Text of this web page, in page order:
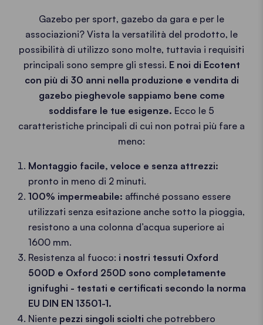
Gazebo per sport, gazebo da gara e per le
associazioni? Vista la versatilità del prodotto, le
possibilità di utilizzo sono molte, tuttavia i requisiti
principali sono sempre gli stessi. E noi di Ecotent
con più di 30 anni nella produzione e vendita di
gazebo pieghevole sappiamo bene come
soddisfare le tue esigenze. Ecco le 5
caratteristiche principali di cui non potrai più fare a
meno:
Montaggio facile, veloce e senza attrezzi:
pronto in meno di 2 minuti.
100% impermeabile: affinché possano essere
utilizzati senza esitazione anche sotto la pioggia,
resistono a una colonna d’acqua superiore ai
1600 mm.
Resistenza al fuoco: i nostri tessuti Oxford
500D e Oxford 250D sono completamente
ignifughi - testati e certificati secondo la norma
EU DIN EN 13501-1.
Niente pezzi singoli sciolti che potrebbero